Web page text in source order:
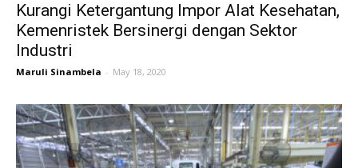
Kurangi Ketergantung Impor Alat Kesehatan,
Kemenristek Bersinergi dengan Sektor
Industri
Maruli Sinambela - May 18, 2020